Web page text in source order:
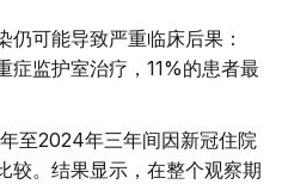
可能导致严重临床后果：
症监护室治疗，11%的患者最
至2024年三年间因新冠住院
较。结果显示，在整个观察期